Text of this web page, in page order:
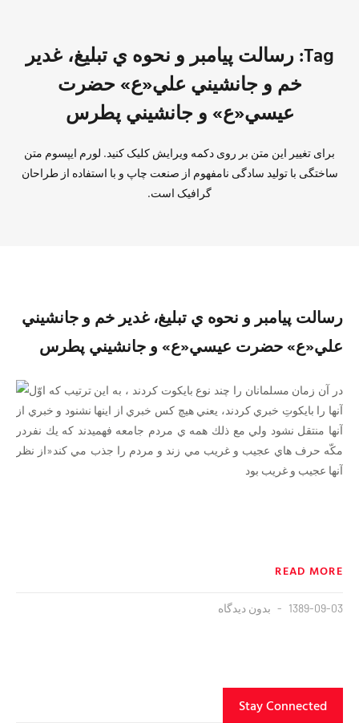
Tag: رسالت پيامبر و نحوه ي تبليغ، غدير
خم و جانشيني علي«ع» حضرت
عيسي«ع» و جانشيني پطرس
برای تغییر این متن بر روی دکمه ویرایش کلیک کنید. لورم ایپسوم متن
ساختگی با تولید سادگی نامفهوم از صنعت چاپ و با استفاده از طراحان
گرافیک است.
رسالت پيامبر و نحوه ي تبليغ، غدير خم و جانشيني
علي«ع» حضرت عيسي«ع» و جانشيني پطرس
در آن زمان مسلمانان را چند نوع بايكوت كردند ، به اين ترتيب كه اوّل
آنها را بايكوتِ خبري كردند، يعني هيچ كس خبري از اينها نشنود و خبري از
آنها منتقل نشود ولي مع ذلك همه ي مردم جامعه فهميدند كه يك نفردر
مكّه حرف هاي عجيب و غريب مي زند و مردم را جذب مي كند«از نظر
آنها عجيب و غريب بود
READ MORE
1389-09-03 بدون دیدگاه
Stay Connected